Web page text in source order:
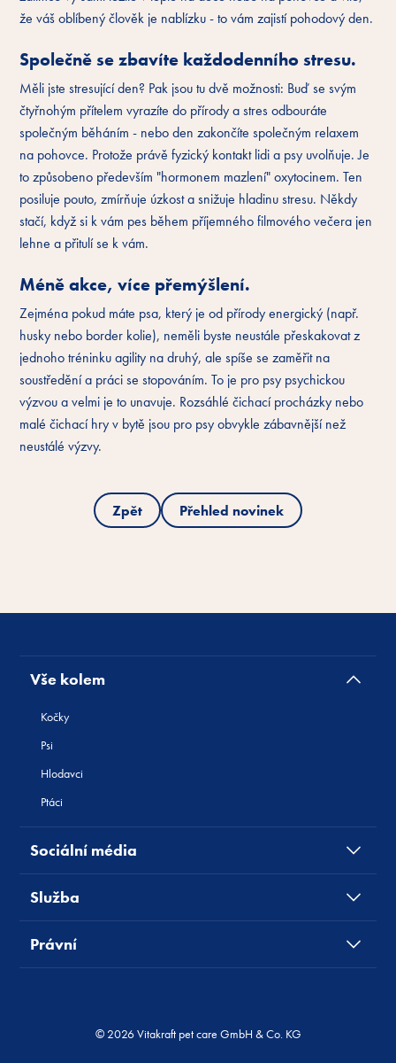
že váš oblíbený člověk je nablízku - to vám zajistí pohodový den.
Společně se zbavíte každodenního stresu.
Měli jste stresující den? Pak jsou tu dvě možnosti: Buď se svým
čtyřnohým přítelem vyrazíte do přírody a stres odbouráte
společným běháním - nebo den zakončíte společným relaxem
na pohovce. Protože právě fyzický kontakt lidi a psy uvolňuje. Je
to způsobeno především "hormonem mazlení" oxytocinem. Ten
posiluje pouto, zmírňuje úzkost a snižuje hladinu stresu. Někdy
stačí, když si k vám pes během příjemného filmového večera jen
lehne a přitulí se k vám.
Méně akce, více přemýšlení.
Zejména pokud máte psa, který je od přírody energický (např.
husky nebo border kolie), neměli byste neustále přeskakovat z
jednoho tréninku agility na druhý, ale spíše se zaměřit na
soustředění a práci se stopováním. To je pro psy psychickou
výzvou a velmi je to unavuje. Rozsáhlé čichací procházky nebo
malé čichací hry v bytě jsou pro psy obvykle zábavnější než
neustálé výzvy.
Zpět Přehled novinek
Vše kolem
Kočky
Psi
Hlodavci
Ptáci
Sociální média
Služba
Právní
© 2026 Vitakraft pet care GmbH & Co. KG